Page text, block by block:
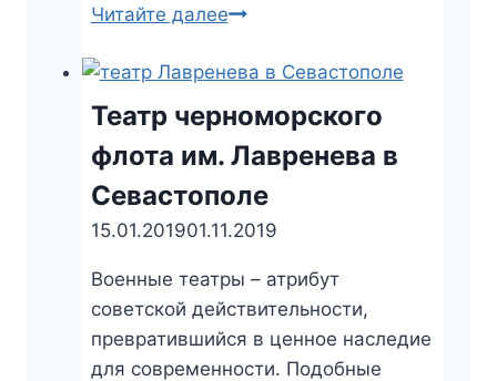
Читайте далееПляж
камни
Симеизе
(Крым)
Театр черноморского
флота им. Лавренева в
Севастополе
15.01.201901.11.2019
Военные театры – атрибут
советской действительности,
превратившийся в ценное наследие
для современности. Подобные